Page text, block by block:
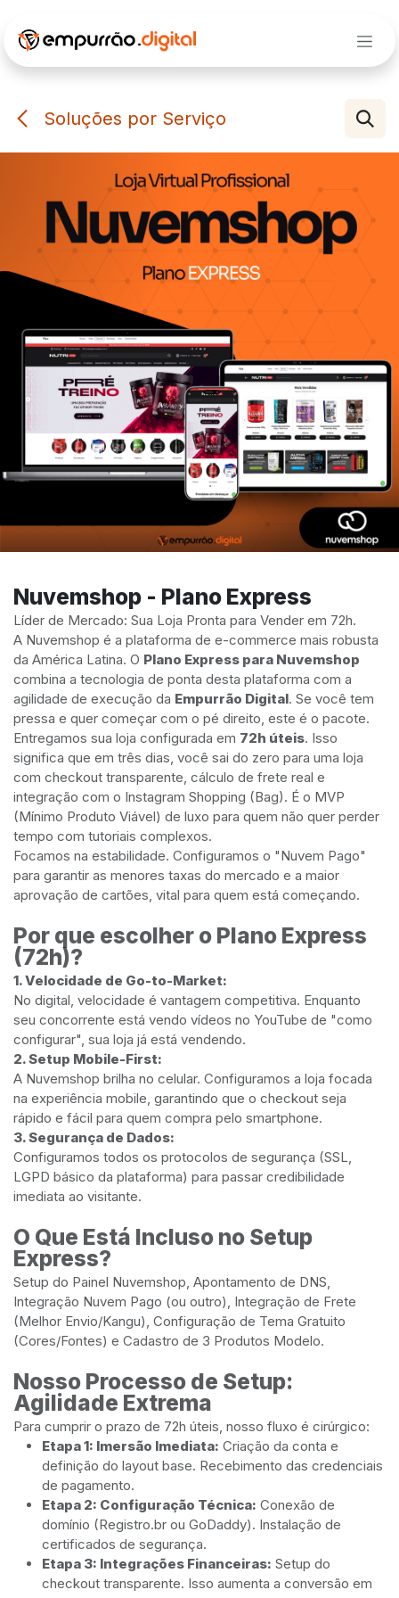
Soluções por Serviço
Nuvemshop - Plano Express
Líder de Mercado: Sua Loja Pronta para Vender em 72h.
A Nuvemshop é a plataforma de e-commerce mais robusta
da América Latina. O Plano Express para Nuvemshop
combina a tecnologia de ponta desta plataforma com a
agilidade de execução da Empurrão Digital. Se você tem
pressa e quer começar com o pé direito, este é o pacote.
Entregamos sua loja configurada em 72h úteis. Isso
significa que em três dias, você sai do zero para uma loja
com checkout transparente, cálculo de frete real e
integração com o Instagram Shopping (Bag). É o MVP
(Mínimo Produto Viável) de luxo para quem não quer perder
tempo com tutoriais complexos.
Focamos na estabilidade. Configuramos o "Nuvem Pago"
para garantir as menores taxas do mercado e a maior
aprovação de cartões, vital para quem está começando.
Por que escolher o Plano Express
(72h)?
1. Velocidade de Go-to-Market:
No digital, velocidade é vantagem competitiva. Enquanto
seu concorrente está vendo vídeos no YouTube de "como
configurar", sua loja já está vendendo.
2. Setup Mobile-First:
A Nuvemshop brilha no celular. Configuramos a loja focada
na experiência mobile, garantindo que o checkout seja
rápido e fácil para quem compra pelo smartphone.
3. Segurança de Dados:
Configuramos todos os protocolos de segurança (SSL,
LGPD básico da plataforma) para passar credibilidade
imediata ao visitante.
O Que Está Incluso no Setup
Express?
Setup do Painel Nuvemshop, Apontamento de DNS,
Integração Nuvem Pago (ou outro), Integração de Frete
(Melhor Envio/Kangu), Configuração de Tema Gratuito
(Cores/Fontes) e Cadastro de 3 Produtos Modelo.
Nosso Processo de Setup:
Agilidade Extrema
Para cumprir o prazo de 72h úteis, nosso fluxo é cirúrgico:
Etapa 1: Imersão Imediata: Criação da conta e
definição do layout base. Recebimento das credenciais
de pagamento.
Etapa 2: Configuração Técnica: Conexão de
domínio (Registro.br ou GoDaddy). Instalação de
certificados de segurança.
Etapa 3: Integrações Financeiras: Setup do
checkout transparente. Isso aumenta a conversão em